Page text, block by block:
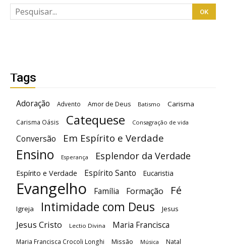
Tags
Adoração Advento Amor de Deus Batismo Carisma
Carisma Oásis Catequese Consagração de vida
Conversão Em Espírito e Verdade
Ensino Esperança Esplendor da Verdade
Espírito e Verdade Espírito Santo Eucaristia
Evangelho Família Formação Fé
Igreja Intimidade com Deus Jesus
Jesus Cristo Lectio Divina Maria Francisca
Maria Francisca Crocoli Longhi Missão Música Natal